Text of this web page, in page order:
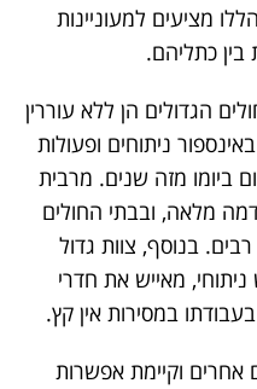
מציעים למעוניינות
בין כתליהם.
הגדולים הן ללא עוררין
ניתוחים ופעולות
ביומו מזה שנים. מרבית
מלאה, ובבתי החולים
בנוסף, צוות גדול
ניתוחי, מאייש את חדרי
במסירות אין קץ.
אחרים וקיימת אפשרות